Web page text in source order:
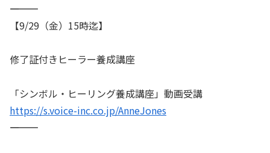
――――――――――
【9/29（金）15時迄】
修了証付きヒーラー養成講座
「シンボル・ヒーリング養成講座」動画受講
https://s.voice-inc.co.jp/AnneJones
――――――――――